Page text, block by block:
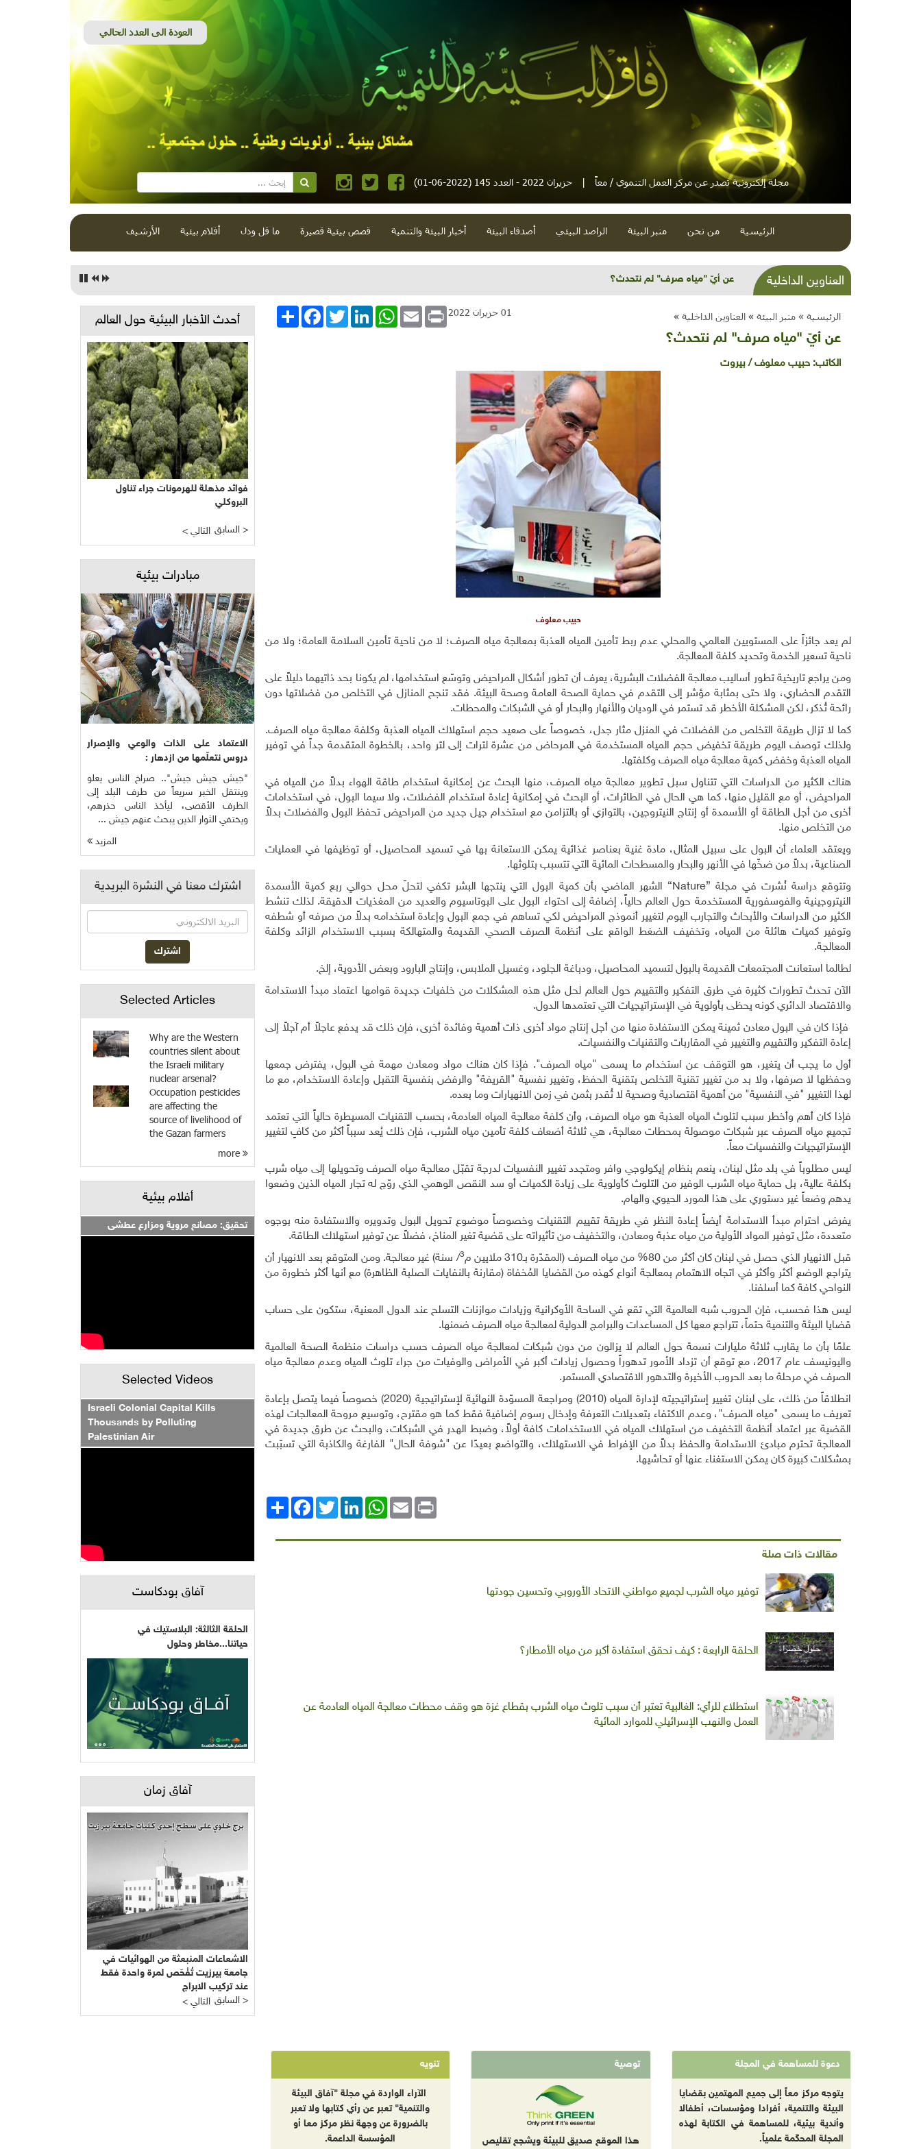
مجلة إلكترونية تصدر عن مركز العمل التنموي / معاً | حزيران 2022 - العدد 145 (2022-06-01)
الرئيسية من نحن منبر البيئة الراصد البيئي أصدقاء البيئة أخبار البيئة والتنمية قصص بيئية قصيرة ما قل ودل أفلام بيئية الأرشيف
العناوين الداخلية أميرة النحل عرفت كيف تكون "الحياة حلوة"
الرئيسية » منبر البيئة » العناوين الداخلية » انشر
FacebookTwitterLinkedInWhatsApp Email Print 01 حزيران 2022
عن أيّ "مياه صرف" لم نتحدث؟
الكاتب: حبيب معلوف / بيروت
حبيب معلوف
لم يعد جائزاً على المستويين العالمي والمحلي عدم ربط تأمين المياه العذبة بمعالجة مياه الصرف؛ لا من ناحية تأمين السلامة العامة؛ ولا من
ناحية تسعير الخدمة وتحديد كلفة المعالجة.
ومن يراجع تاريخية تطور أساليب معالجة الفضلات البشرية، يعرف أن تطور أشكال المراحيض وتوسّع استخدامها، لم يكونا بحد ذاتيهما دليلاً على
التقدم الحضاري، ولا حتى بمثابة مؤشر إلى التقدم في حماية الصحة العامة وصحة البيئة. فقد تنجح المنازل في التخلص من فضلاتها دون
رائحة تُذكر، لكن المشكلة الأخطر قد تستمر في الوديان والأنهار والبحار أو في الشبكات والمحطات.
كما لا تزال طريقة التخلص من الفضلات في المنزل مثار جدل، خصوصاً على صعيد حجم استهلاك المياه العذبة وكلفة معالجة مياه الصرف.
ولذلك توصف اليوم طريقة تخفيض حجم المياه المستخدمة في المرحاض من عشرة لترات إلى لتر واحد، بالخطوة المتقدمة جداً في توفير
المياه العذبة وخفض كمية معالجة مياه الصرف وكلفتها.
هناك الكثير من الدراسات التي تتناول سبل تطوير معالجة مياه الصرف، منها البحث عن إمكانية استخدام طاقة الهواء بدلاً من المياه في
المراحيض، أو مع القليل منها، كما هي الحال في الطائرات، أو البحث في إمكانية إعادة استخدام الفضلات، ولا سيما البول، في استخدامات
أخرى من أجل الطاقة أو الأسمدة أو إنتاج النيتروجين، بالتوازي أو بالتزامن مع استخدام جيل جديد من المراحيض تحفظ البول والفضلات بدلاً
من التخلص منها.
ويعتقد العلماء أن البول على سبيل المثال، مادة غنية بعناصر غذائية يمكن الاستعانة بها في تسميد المحاصيل، أو توظيفها في العمليات
الصناعية، بدلاً من ضخّها في الأنهر والبحار والمسطحات المائية التي تتسبب بتلوثها.
وتتوقع دراسة نُشرت في مجلة “Nature” الشهر الماضي بأن كمية البول التي ينتجها البشر تكفي لتحلّ محل حوالي ربع كمية الأسمدة
النيتروجينية والفوسفورية المستخدمة حول العالم حالياً، إضافة إلى احتواء البول على البوتاسيوم والعديد من المغذيات الدقيقة. لذلك تنشط
الكثير من الدراسات والأبحاث والتجارب اليوم لتغيير أنموذج المراحيض لكي تساهم في جمع البول وإعادة استخدامه بدلاً من صرفه أو شطفه
وتوفير كميات هائلة من المياه، وتخفيف الضغط الواقع على أنظمة الصرف الصحي القديمة والمتهالكة بسبب الاستخدام الزائد وكلفة
المعالجة.
لطالما استعانت المجتمعات القديمة بالبول لتسميد المحاصيل، ودباغة الجلود، وغسيل الملابس، وإنتاج البارود وبعض الأدوية، إلخ.
الآن تحدث تطورات كثيرة في طرق التفكير والتقييم حول العالم لحل مثل هذه المشكلات من خلفيات جديدة قوامها اعتماد مبدأ الاستدامة
والاقتصاد الدائري كونه يحظى بأولوية في الإستراتيجيات التي تعتمدها الدول.
فإذا كان في البول معادن ثمينة يمكن الاستفادة منها من أجل إنتاج مواد أخرى ذات أهمية وفائدة أخرى، فإن ذلك قد يدفع عاجلاً أم آجلاً إلى
إعادة التفكير والتقييم والتغيير في المقاربات والتقنيات والنفسيات.
أول ما يجب أن يتغير، هو التوقف عن استخدام ما يسمى "مياه الصرف". فإذا كان هناك مواد ومعادن مهمة في البول، يفترض جمعها
وحفظها لا صرفها، ولا بد من تغيير تقنية التخلص بتقنية الحفظ، وتغيير نفسية "القريفة" والرفض بنفسية التقبل وإعادة الاستخدام، مع ما
لهذا التغيير "في النفسية" من أهمية اقتصادية وصحية لا تُقدر بثمن في زمن الانهيارات وما بعده.
فإذا كان أهم وأخطر سبب لتلوث المياه العذبة هو مياه الصرف، وأن كلفة معالجة المياه العادمة، بحسب التقنيات المسيطرة حالياً التي تعتمد
تجميع مياه الصرف عبر شبكات موصولة بمحطات معالجة، هي ثلاثة أضعاف كلفة تأمين مياه الشرب، فإن ذلك يُعد سبباً أكثر من كافٍ لتغيير
الإستراتيجيات والنفسيات معاً.
ليس مطلوباً في بلد مثل لبنان، ينعم بنظام إيكولوجي وافر ومتجدد تغيير النفسيات لدرجة تقبّل معالجة مياه الصرف وتحويلها إلى مياه شرب
بكلفة عالية، بل حماية مياه الشرب الوفير من التلوث كأولوية على زيادة الكميات أو سد النقص الوهمي الذي روّج له تجار المياه الذين وضعوا
يدهم وضعاً غير دستوري على هذا المورد الحيوي والهام.
يفرض احترام مبدأ الاستدامة أيضاً إعادة النظر في طريقة تقييم التقنيات وخصوصاً موضوع تحويل البول وتدويره والاستفادة منه بوجوه
متعددة، مثل توفير المواد الأولية من مياه عذبة ومعادن، والتخفيف من تأثيراته على قضية تغير المناخ، فضلاً عن توفير استهلاك الطاقة.
قبل الانهيار الذي حصل في لبنان كان أكثر من 80% من مياه الصرف (المقدّرة بـ310 ملايين م
3/ سنة) غير معالجة. ومن المتوقع بعد الانهيار أن
يتراجع الوضع أكثر وأكثر في اتجاه الاهتمام بمعالجة أنواع كهذه من القضايا المُخفاة (مقارنة بالنفايات الصلبة الظاهرة) مع أنها أكثر خطورة من
النواحي كافة كما أسلفنا.
ليس هذا فحسب، فإن الحروب شبه العالمية التي تقع في الساحة الأوكرانية وزيادات موازنات التسلح عند الدول المعنية، ستكون على حساب
قضايا البيئة والتنمية حتماً، تتراجع معها كل المساعدات والبرامج الدولية لمعالجة مياه الصرف ضمنها.
علمًا بأن ما يقارب ثلاثة مليارات نسمة حول العالم لا يزالون من دون شبكات لمعالجة مياه الصرف حسب دراسات منظمة الصحة العالمية
واليونيسف عام 2017، مع توقع أن تزداد الأمور تدهوراً وحصول زيادات أكبر في الأمراض والوفيات من جراء تلوث المياه وعدم معالجة مياه
الصرف في مرحلة ما بعد الحروب الأخيرة والتدهور الاقتصادي المستمر.
انطلاقاً من ذلك، على لبنان تغيير إستراتيجيته لإدارة المياه (2010) ومراجعة المسوّدة النهائية لإستراتيجية (2020) خصوصاً فيما يتصل بإعادة
تعريف ما يسمى "مياه الصرف"، وعدم الاكتفاء بتعديلات التعرفة وإدخال رسوم إضافية فقط كما هو مقترح، وتوسيع مروحة المعالجات لهذه
القضية عبر اعتماد أنظمة التخفيف من استهلاك المياه في الاستخدامات كافة أولاً، وضبط الهدر في الشبكات، والبحث عن طرق جديدة في
المعالجة تحترم مبادئ الاستدامة والحفظ بدلاً من الإفراط في الاستهلاك، والتواضع بعيدًا عن "شوفة الحال" الفارغة والكاذبة التي تسبّبت
بمشكلات كبيرة كان يمكن الاستغناء عنها أو تحاشيها.
انشر
FacebookTwitterLinkedIn
WhatsAppEmail Print
مقالات ذات صلة
توفير مياه الشرب لجميع مواطني الاتحاد الأوروبي وتحسين جودتها
الحلقة الرابعة : كيف نحقق استفادة أكبر من مياه الأمطار؟
استطلاع للرأي: الغالبية تعتبر أن سبب تلوث مياه الشرب بقطاع غزة هو وقف محطات معالجة المياه العادمة عن
العمل والنهب الإسرائيلي للموارد المائية
أحدث الأخبار البيئية حول العالم
فوائد مذهلة للهرمونات جراء تناول
البروكلي
< التالي السابق >
مبادرات بيئية
الاعتماد على الذات والوعي والإصرار
دروس نتعلّمها من ازدهار :
"جيش جيش جيش".. صراخ الناس يعلو
وينتقل الخبر سريعاً من طرف البلد إلى
الطرف الأقصى، ليأخذ الناس حذرهم،
ويختفي الثوار الذين يبحث عنهم جيش ...
المزيد
اشترك معنا في النشرة البريدية
Selected Articles
Why are the Western
countries silent about
the Israeli military
nuclear arsenal?
Occupation pesticides
are affecting the
source of livelihood of
the Gazan farmers
أفلام بيئية
تحقيق: مصانع مروية ومزارع عطشى
Selected Videos
Israeli Colonial Capital Kills
Thousands by Polluting
Palestinian Air
آفاق بودكاست
الحلقة الثالثة: البلاستيك في
حياتنا...مخاطر وحلول
آفاق زمان
الاشعاعات المنبعثة من الهوائيات في
جامعة بيرزيت تُفْحَص لمرة واحدة فقط
عند تركيب الابراج
< التالي
السابق >
دعوة للمساهمة في المجلة
يتوجه مركز معاً إلى جميع المهتمين بقضايا
البيئة والتنمية، أفرادا ومؤسسات، أطفالا
وأندية بيئية، للمساهمة في الكتابة لهذه
المجلة المحكّمة علمياً.
توصية
هذا الموقع صديق للبيئة ويشجع تقليص
تنويه
الآراء الواردة في مجلة "آفاق البيئة
والتنمية" تعبر عن رأي كتابها ولا تعبر
بالضرورة عن وجهة نظر مركز معا أو
المؤسسة الداعمة.